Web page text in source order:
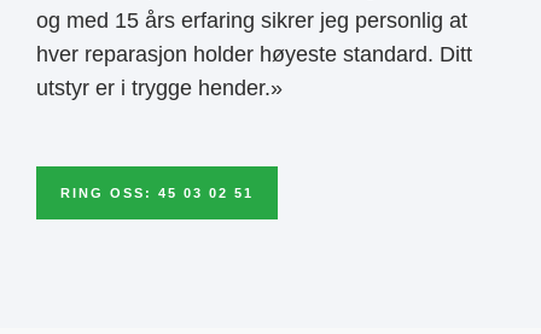
og med 15 års erfaring sikrer jeg personlig at
hver reparasjon holder høyeste standard. Ditt
utstyr er i trygge hender.»
RING OSS: 45 03 02 51